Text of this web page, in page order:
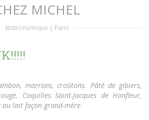
MICHEL
Bistronomique | Paris
marrons, croûtons. Pâté de gibiers,
Coquilles Saint-Jacques de Honfleur,
au lait façon grand-mère.